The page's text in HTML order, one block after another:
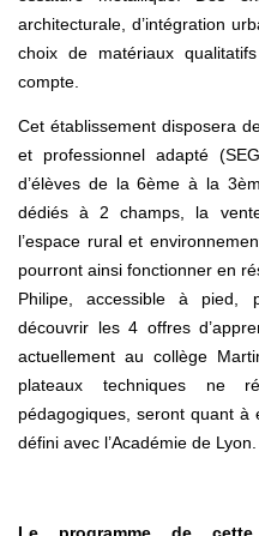
architecturale, d’intégration
choix de matériaux
compte.
Cet établissement disposera
et professionnel adapté
d’élèves de la 6ème à la
dédiés à 2 champs, la
l’espace rural et
pourront ainsi fonctionner en
Philipe, accessible à pied,
découvrir les 4 offres
actuellement au collège
plateaux techniques ne
pédagogiques, seront quant à
défini avec l’Académie de Lyon.
Le programme de